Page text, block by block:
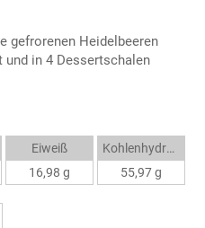
gefrorenen Heidelbeeren
und in 4 Dessertschalen
Eiweiß
16,98 g
Kohlenhydrate
55,97 g